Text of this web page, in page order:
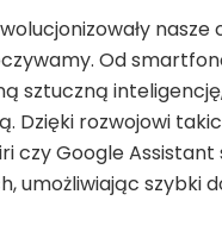
nasze
Od
sztuczną
Dzięki rozwojowi
czy Google
umożliwiając szybki